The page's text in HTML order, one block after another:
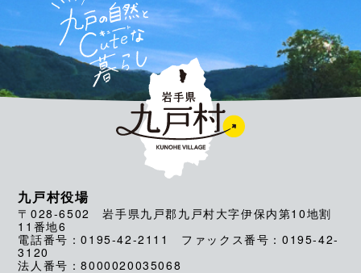
九戸村役場
〒028-6502 岩手県九戸郡九戸村大字伊保内第10地割
11番地6
電話番号：0195-42-2111 ファックス番号：0195-42-
3120
法人番号：8000020035068